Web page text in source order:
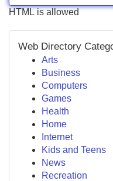
HTML is allowed
Web Directory
Arts
Business
Computers
Games
Health
Home
Internet
Kids and Teens
News
Recreation